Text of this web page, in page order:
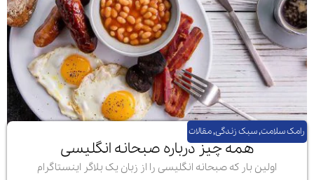
رامک سلامت,سبک زندگی,مقالات
همه چیز درباره صبحانه انگلیسی
اولین بار که صبحانه انگلیسی را از زبان یک بلاگر اینستاگرام